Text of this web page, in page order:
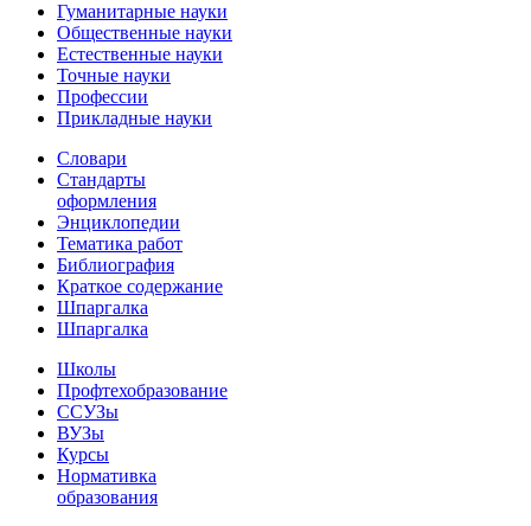
Гуманитарные науки
Общественные науки
Естественные науки
Точные науки
Профессии
Прикладные науки
Словари
Стандарты
оформления
Энциклопедии
Тематика работ
Библиография
Краткое содержание
Шпаргалка
Шпаргалка
Школы
Профтехобразование
ССУЗы
ВУЗы
Курсы
Нормативка
образования